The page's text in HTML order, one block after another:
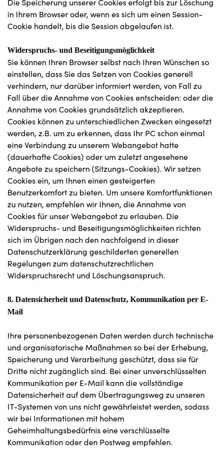
Die Speicherung unserer Cookies erfolgt bis zur Löschung
in Ihrem Browser oder, wenn es sich um einen Session-
Cookie handelt, bis die Session abgelaufen ist.
Widerspruchs- und Beseitigungsmöglichkeit
Sie können Ihren Browser selbst nach Ihren Wünschen so
einstellen, dass Sie das Setzen von Cookies generell
verhindern, nur darüber informiert werden, von Fall zu
Fall über die Annahme von Cookies entscheiden: oder die
Annahme von Cookies grundsätzlich akzeptieren.
Cookies können zu unterschiedlichen Zwecken eingesetzt
werden, z.B. um zu erkennen, dass Ihr PC schon einmal
eine Verbindung zu unserem Webangebot hatte
(dauerhafte Cookies) oder um zuletzt angesehene
Angebote zu speichern (Sitzungs-Cookies). Wir setzen
Cookies ein, um Ihnen einen gesteigerten
Benutzerkomfort zu bieten. Um unsere Komfortfunktionen
zu nutzen, empfehlen wir Ihnen, die Annahme von
Cookies für unser Webangebot zu erlauben. Die
Widerspruchs- und Beseitigungsmöglichkeiten richten
sich im Übrigen nach den nachfolgend in dieser
Datenschutzerklärung geschilderten generellen
Regelungen zum datenschutzrechtlichen
Widerspruchsrecht und Löschungsanspruch.
8. Datensicherheit und Datenschutz, Kommunikation per E-
Mail
Ihre personenbezogenen Daten werden durch technische
und organisatorische Maßnahmen so bei der Erhebung,
Speicherung und Verarbeitung geschützt, dass sie für
Dritte nicht zugänglich sind. Bei einer unverschlüsselten
Kommunikation per E-Mail kann die vollständige
Datensicherheit auf dem Übertragungsweg zu unseren
IT-Systemen von uns nicht gewährleistet werden, sodass
wir bei Informationen mit hohem
Geheimhaltungsbedürfnis eine verschlüsselte
Kommunikation oder den Postweg empfehlen.